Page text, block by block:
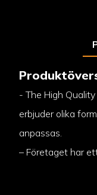
- The High
erbjuder olika
anpassas.
– Företaget har